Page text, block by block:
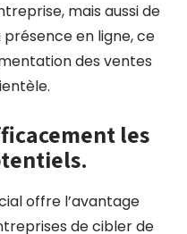
mais aussi de
en ligne, ce
des ventes
les
offre l’avantage
de cibler de